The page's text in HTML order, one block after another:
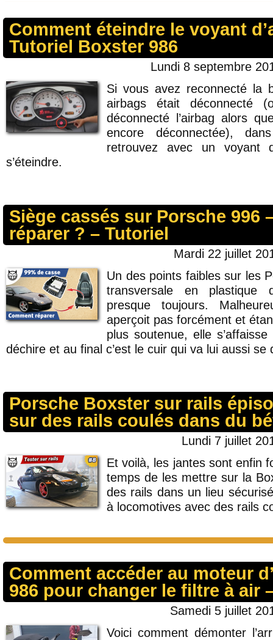
Comment éteindre le voyant
Tutoriel Boxster 986
Lundi 8 septembre
Si vous avez reconnecté la
airbags était déconnecté
déconnecté l’airbag alors
encore déconnectée),
retrouvez avec un voyant
s’éteindre.
Siège cassés sur Porsche 996
réparer ? – Tutoriel
Mardi 22 juillet
Un des points faibles sur les
transversale en plastique
presque toujours.
aperçoit pas forcément et
plus soutenue, elle
déchire et au final c’est le cuir qui va lui aussi se
Porsche Boxster sur rails
sur des rails coulés dans du
Lundi 7 juillet
Et voilà, les jantes sont enfin
temps de les mettre sur la
des rails dans un lieu
à locomotives avec des rails
Comment accéder au moteur
986 pour changer le filtre à air
Samedi 5 juillet
Voici comment démonter